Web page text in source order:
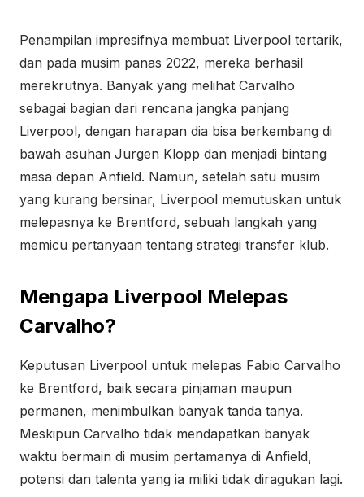
Penampilan impresifnya membuat Liverpool tertarik,
dan pada musim panas 2022, mereka berhasil
merekrutnya. Banyak yang melihat Carvalho
sebagai bagian dari rencana jangka panjang
Liverpool, dengan harapan dia bisa berkembang di
bawah asuhan Jurgen Klopp dan menjadi bintang
masa depan Anfield. Namun, setelah satu musim
yang kurang bersinar, Liverpool memutuskan untuk
melepasnya ke Brentford, sebuah langkah yang
memicu pertanyaan tentang strategi transfer klub.
Mengapa Liverpool Melepas
Carvalho?
Keputusan Liverpool untuk melepas Fabio Carvalho
ke Brentford, baik secara pinjaman maupun
permanen, menimbulkan banyak tanda tanya.
Meskipun Carvalho tidak mendapatkan banyak
waktu bermain di musim pertamanya di Anfield,
potensi dan talenta yang ia miliki tidak diragukan lagi.